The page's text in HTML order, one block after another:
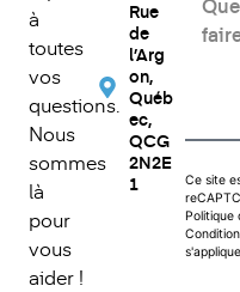
à
toutes
vos
questions.
Nous
sommes
là
pour
vous
aider !
Rue
de
l’Arg
on,
Québ
ec,
QCG
2N2E
1
Ce site
Politique